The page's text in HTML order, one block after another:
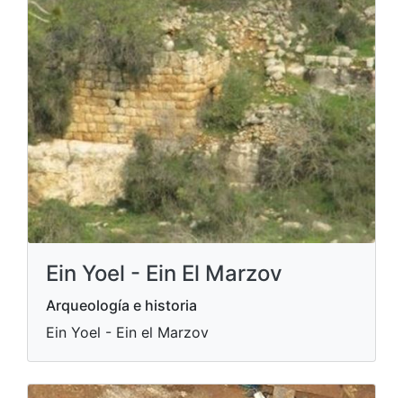
Ein Yoel - Ein El Marzov
Arqueología e historia
Ein Yoel - Ein el Marzov